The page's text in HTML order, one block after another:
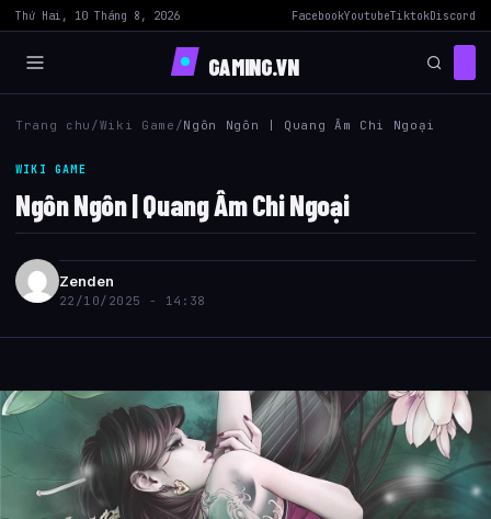
Thứ Hai, 10 Tháng 8, 2026 FacebookYoutubeTiktokDiscord
GAMING.VN
Trang chu /Wiki Game /Ngôn Ngôn | Quang Âm Chi Ngoại
WIKI GAME
Ngôn Ngôn | Quang Âm Chi Ngoại
Zenden
22/10/2025 - 14:38